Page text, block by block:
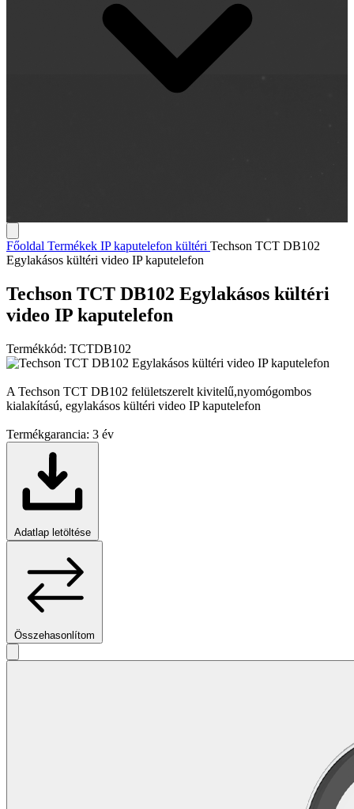
Főoldal Termékek IP kaputelefon kültéri Techson TCT DB102
Egylakásos kültéri video IP kaputelefon
Techson TCT DB102 Egylakásos kültéri
video IP kaputelefon
Termékkód: TCTDB102
A Techson TCT DB102 felületszerelt kivitelű,nyomógombos
kialakítású, egylakásos kültéri video IP kaputelefon
Termékgarancia: 3 év
Adatlap letöltése
Összehasonlítom